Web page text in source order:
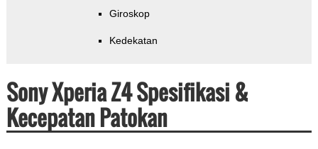
Giroskop
Kedekatan
Sony Xperia Z4 Spesifikasi &
Kecepatan Patokan